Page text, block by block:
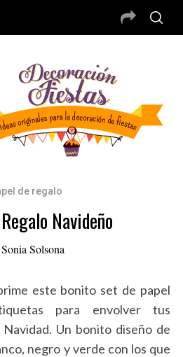
de regalo
Navideño
Sonia Solsona
este bonito set de papel
para envolver tus
Un bonito diseño de
negro y verde con los que